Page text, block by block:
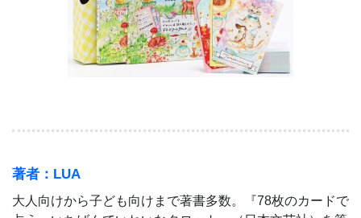
著者：LUA
大人向けから子ども向けまで著書多数。『78枚のカードで